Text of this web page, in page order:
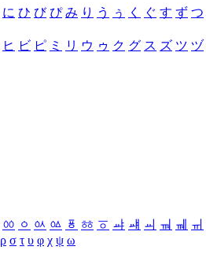
に ひ び ぴ み り う ぅ く ぐ す ず つ
ヒ ビ ピ ミ リ ウ ゥ ク グ ス ズ ツ ヅ
ㆀ ㆁ ㆂ ㆃ ㆄ ㆅ ㆆ ㆇ ㆈ ㆉ ㆊ ㆋ ㆌ
ρ σ τ υ φ χ ψ ω